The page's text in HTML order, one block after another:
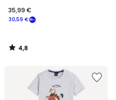
30,59 €
35,99 €
4,8
/